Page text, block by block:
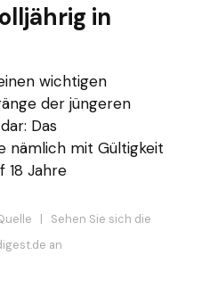
in
wichtigen
der jüngeren
Das
nämlich mit Gültigkeit
18 Jahre
| Sehen Sie sich die
an